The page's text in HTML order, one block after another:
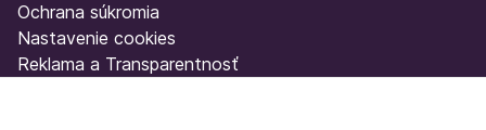
Ochrana súkromia
Nastavenie cookies
Reklama a Transparentnosť